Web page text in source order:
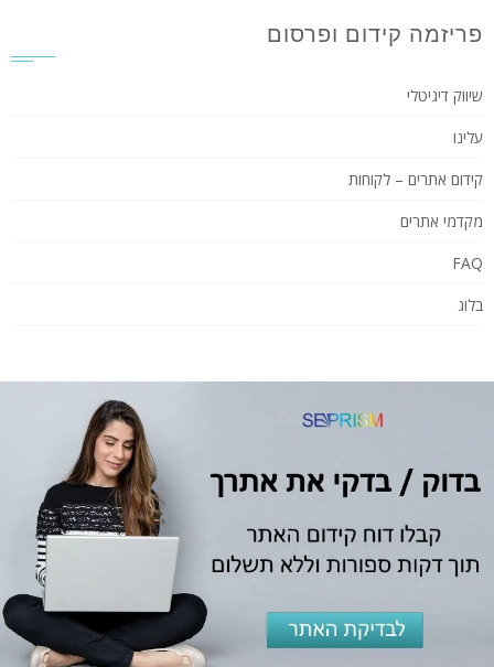
פריזמה קידום ופרסום
שיווק דיגיטלי
עלינו
קידום אתרים – לקוחות
מקדמי אתרים
FAQ
בלוג